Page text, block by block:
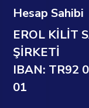
Hesap Sahibi
EROL KİLİT
ŞİRKETİ
IBAN: TR92
01